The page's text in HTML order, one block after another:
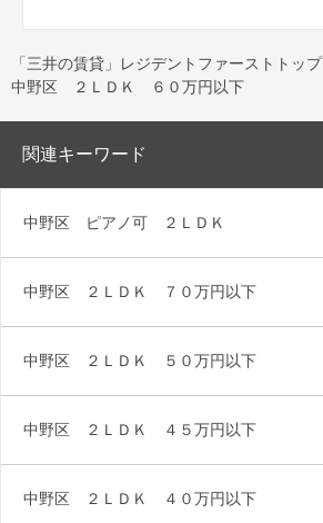
「三井の賃貸」レジデントファーストトップ
中野区 ２ＬＤＫ ６０万円以下
関連キーワード
中野区 ピアノ可 ２ＬＤＫ
中野区 ２ＬＤＫ ７０万円以下
中野区 ２ＬＤＫ ５０万円以下
中野区 ２ＬＤＫ ４５万円以下
中野区 ２ＬＤＫ ４０万円以下